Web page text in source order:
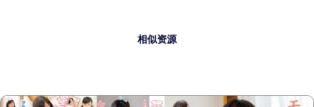
相似资源